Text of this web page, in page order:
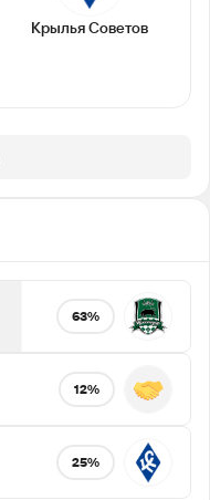
Крылья Советов
63%
12%
25%